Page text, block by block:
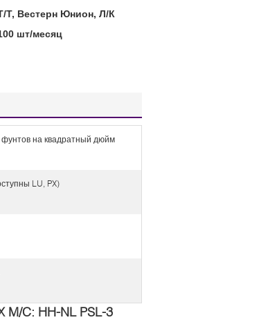
Т, Вестерн Юнион, Л/К
шт/месяц
фунтов на квадратный дюйм
LU, PX)
C: HH-NL PSL-3